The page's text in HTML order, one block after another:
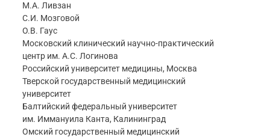
М.А. Ливзан
С.И. Мозговой
О.В. Гаус
Московский клинический научно-практический
центр им. А.С. Логинова
Российский университет медицины, Москва
Тверской государственный медицинский
университет
Балтийский федеральный университет
им. Иммануила Канта, Калининград
Омский государственный медицинский